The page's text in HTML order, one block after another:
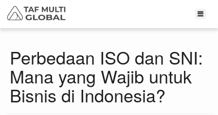
Perbedaan ISO dan SNI:
Mana yang Wajib untuk
Bisnis di Indonesia?